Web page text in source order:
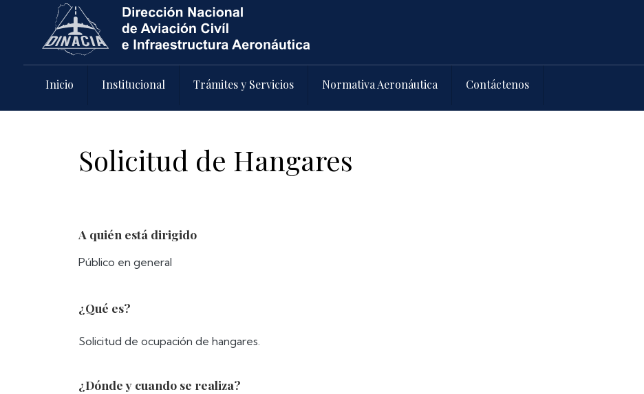
Pasar al contenido principal
Inicio Institucional Trámites y Servicios Normativa Aeronáutica Contáctenos
Solicitud de Hangares
A quién está dirigido
Público en general
¿Qué es?
Solicitud de ocupación de hangares.
¿Dónde y cuando se realiza?